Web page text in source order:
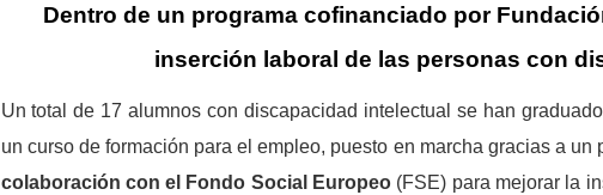
Dentro de un programa cofinanciado por
inserción laboral de las personas con
Un total de 17 alumnos con discapacidad intelectual se han
un curso de formación para el empleo, puesto en marcha gracias a un
colaboración con el Fondo Social Europeo (FSE) para mejorar la